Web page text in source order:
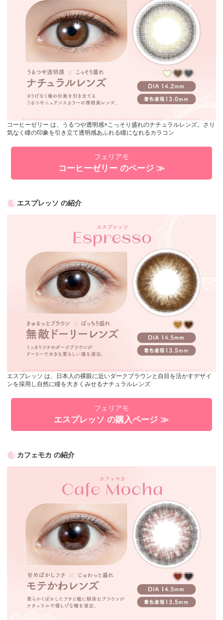
コーヒーゼリー は、うるつや透明感×こっそり盛れのナチュラルレンズ。さり
気なく瞳の印象を引き立て透明感あふれる瞳になれるカラコン
フェリアモ
コーヒーゼリー のページ ≫
エスプレッソ の紹介
エスプレッソ は、日本人の裸眼に近いダークブラウンと自目を活かすデザイ
ンを採用し自然に瞳を大きくみせるナチュラルレンズ
フェリアモ
エスプレッソ の購入ページ ≫
カフェモカ の紹介